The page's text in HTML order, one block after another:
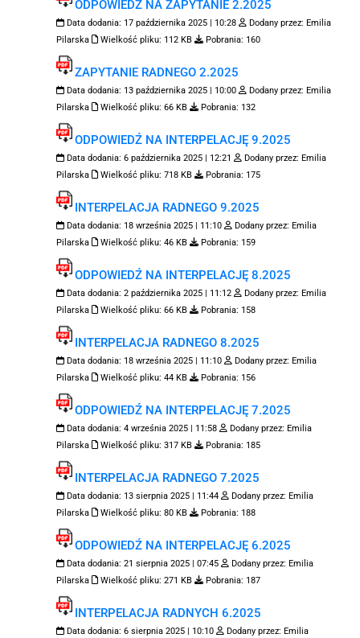
ODPOWIEDŹ NA ZAPYTANIE 2.2025
Data dodania: 17 października 2025 | 10:28 Dodany przez: Emilia
Pilarska
Wielkość pliku: 112 KB Pobrania: 160
ZAPYTANIE RADNEGO 2.2025
Data dodania: 13 października 2025 | 10:00 Dodany przez: Emilia
Pilarska
Wielkość pliku: 66 KB Pobrania: 132
ODPOWIEDŹ NA INTERPELACJĘ 9.2025
Data dodania: 6 października 2025 | 12:21 Dodany przez: Emilia
Pilarska
Wielkość pliku: 718 KB Pobrania: 175
INTERPELACJA RADNEGO 9.2025
Data dodania: 18 września 2025 | 11:10 Dodany przez: Emilia
Pilarska
Wielkość pliku: 46 KB Pobrania: 159
ODPOWIEDŹ NA INTERPELACJĘ 8.2025
Data dodania: 2 października 2025 | 11:12 Dodany przez: Emilia
Pilarska
Wielkość pliku: 66 KB Pobrania: 158
INTERPELACJA RADNEGO 8.2025
Data dodania: 18 września 2025 | 11:10 Dodany przez: Emilia
Pilarska
Wielkość pliku: 44 KB Pobrania: 156
ODPOWIEDŹ NA INTERPELACJĘ 7.2025
Data dodania: 4 września 2025 | 11:58 Dodany przez: Emilia
Pilarska
Wielkość pliku: 317 KB Pobrania: 185
INTERPELACJA RADNEGO 7.2025
Data dodania: 13 sierpnia 2025 | 11:44 Dodany przez: Emilia
Pilarska
Wielkość pliku: 80 KB Pobrania: 188
ODPOWIEDŹ NA INTERPELACJĘ 6.2025
Data dodania: 21 sierpnia 2025 | 07:45 Dodany przez: Emilia
Pilarska
Wielkość pliku: 271 KB Pobrania: 187
INTERPELACJA RADNYCH 6.2025
Data dodania: 6 sierpnia 2025 | 10:10 Dodany przez: Emilia